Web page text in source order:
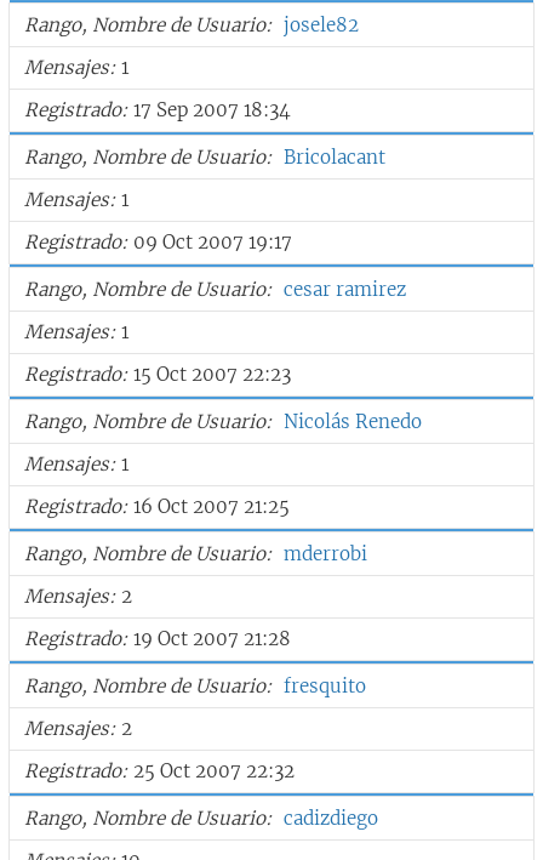
Rango, Nombre de Usuario
josele82
Mensajes 1
Registrado 17 Sep 2007 18:34
Rango, Nombre de Usuario
Bricolacant
Mensajes 1
Registrado 09 Oct 2007 19:17
Rango, Nombre de Usuario
cesar ramirez
Mensajes 1
Registrado 15 Oct 2007 22:23
Rango, Nombre de Usuario
Nicolás Renedo
Mensajes 1
Registrado 16 Oct 2007 21:25
Rango, Nombre de Usuario
mderrobi
Mensajes 2
Registrado 19 Oct 2007 21:28
Rango, Nombre de Usuario
fresquito
Mensajes 2
Registrado 25 Oct 2007 22:32
Rango, Nombre de Usuario
cadizdiego